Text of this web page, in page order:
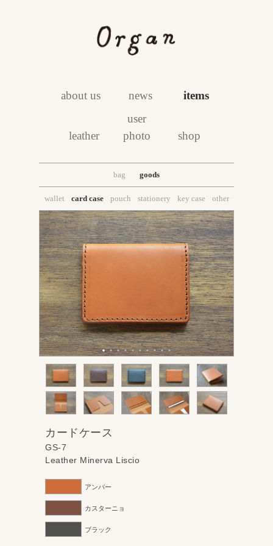
about us news items
leather
user
photo
shop
bag goods
wallet card case pouch stationery key case other
カードケース
GS-7
Leather Minerva Liscio
アンバー
カスターニョ
ブラック